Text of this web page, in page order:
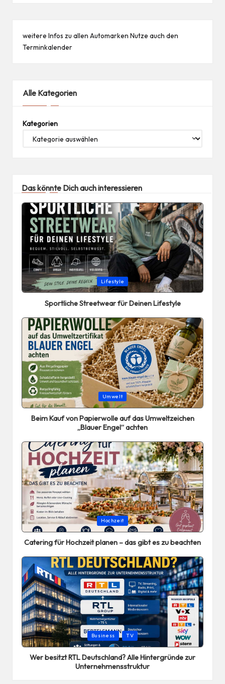
weitere Infos zu allen Automarken Nutze auch den
Terminkalender
Alle Kategorien
Kategorien
Das könnte Dich auch interessieren
Posted
in
Lifestyle
Sportliche Streetwear für Deinen Lifestyle
Posted
in
Umwelt
Beim Kauf von Papierwolle auf das Umweltzeichen
„Blauer Engel“ achten
Posted
in
Hochzeit
Catering für Hochzeit planen – das gibt es zu beachten
Posted
in
Business TV
Wer besitzt RTL Deutschland? Alle Hintergründe zur
Unternehmensstruktur